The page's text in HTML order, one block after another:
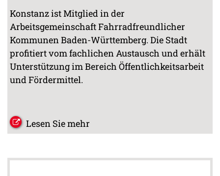
Konstanz ist Mitglied in der
Arbeitsgemeinschaft Fahrradfreundlicher
Kommunen Baden-Württemberg. Die Stadt
profitiert vom fachlichen Austausch und erhält
Unterstützung im Bereich Öffentlichkeitsarbeit
und Fördermittel.
Lesen Sie mehr